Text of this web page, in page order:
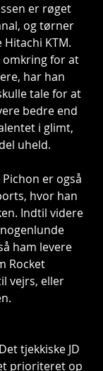
er røget
og tørner
KTM.
for at
har han
tale for at
bedre end
i glimt,
uheld.
er også
hvor han
Indtil videre
ham levere
Rocket
vejrs, eller
tjekkiske JD
prioriteret op